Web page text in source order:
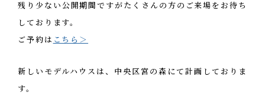
会社紹介
オフィス
オンライン家づくり相談
残り少ない公開期間ですがたくさんの方のご来場をお待ち
しております。
ご予約は こちら＞
新しいモデルハウスは、中央区宮の森にて計画しておりま
す。